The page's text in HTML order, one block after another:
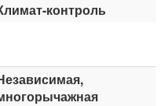
контроль